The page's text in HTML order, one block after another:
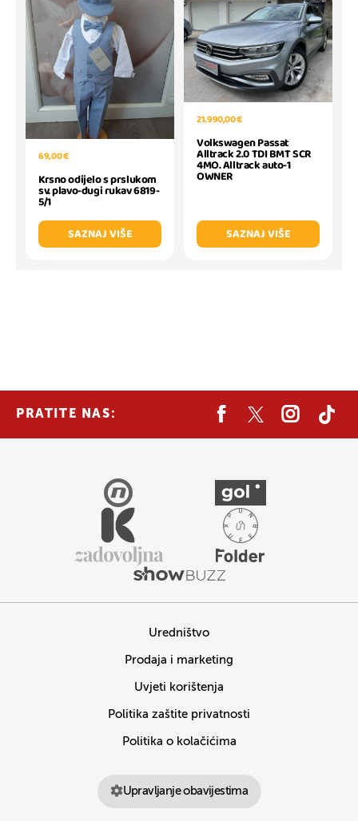
69,00 €
Krsno odijelo s prslukom
sv. plavo-dugi rukav 6819-
5/1
SAZNAJ VIŠE
21.990,00 €
Volkswagen Passat
Alltrack 2.0 TDI BMT SCR
4MO. Alltrack auto-1
OWNER
SAZNAJ VIŠE
PRATITE NAS:
Uredništvo
Prodaja i marketing
Uvjeti korištenja
Politika zaštite privatnosti
Politika o kolačićima
Upravljanje obavijestima